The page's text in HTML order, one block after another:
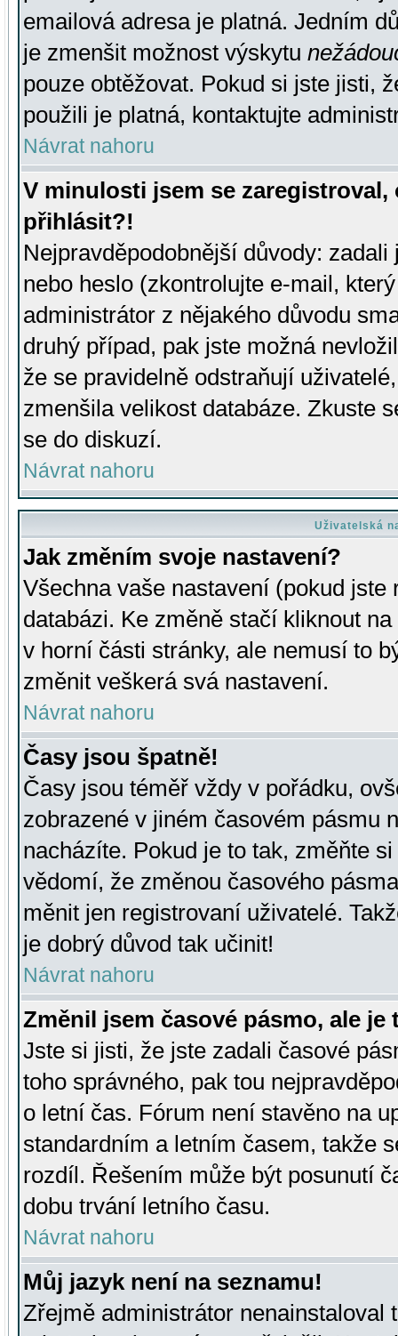
emailová adresa je platná. Jedním
je zmenšit možnost výskytu
pouze obtěžovat. Pokud si jste jisti,
použili je platná, kontaktujte
Návrat nahoru
V minulosti jsem se
přihlásit?!
Nejpravděpodobnější důvody:
nebo heslo (zkontrolujte e-mail,
administrátor z nějakého důvodu
druhý případ, pak jste možná
že se pravidelně odstraňují
zmenšila velikost databáze. Zkuste
se do diskuzí.
Návrat nahoru
Uživatelská
Jak změním svoje nastavení?
Všechna vaše nastavení (pokud
databázi. Ke změně stačí kliknout
v horní části stránky, ale nemusí to
změnit veškerá svá nastavení.
Návrat nahoru
Časy jsou špatně!
Časy jsou téměř vždy v pořádku,
zobrazené v jiném časovém pásmu
nacházíte. Pokud je to tak, změňte
vědomí, že změnou časového
měnit jen registrovaní uživatelé.
je dobrý důvod tak učinit!
Návrat nahoru
Změnil jsem časové pásmo, ale je
Jste si jisti, že jste zadali časové
toho správného, pak tou
o letní čas. Fórum není stavěno na
standardním a letním časem, takže
rozdíl. Řešením může být posunutí
dobu trvání letního času.
Návrat nahoru
Můj jazyk není na seznamu!
Zřejmě administrátor nenainstaloval